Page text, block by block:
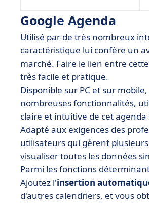
Google Agenda
Utilisé par de très nombreux
caractéristique lui confère un
marché. Faire le lien entre
très facile et pratique.
Disponible sur PC et sur
nombreuses fonctionnalités,
claire et intuitive de cet
Adapté aux exigences des
utilisateurs qui gèrent
visualiser toutes les données
Parmi les fonctions
Ajoutez l'insertion
d'autres calendriers, et vous